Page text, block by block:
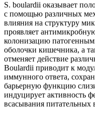
S. boulardii оказывает
с помощью различных
влияния на структуру
проявляет
колонизацию
оболочки кишечника, а
отменяет действие
Boulardii приводит к
иммунного ответа,
барьерную функцию
индуцирует активность
всасывания питательных